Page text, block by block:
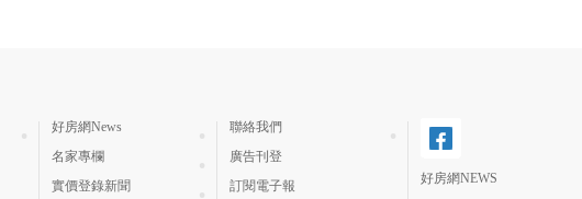
好房網News
名家專欄
實價登錄新聞
聯絡我們
廣告刊登
訂閱電子報
好房網NEWS